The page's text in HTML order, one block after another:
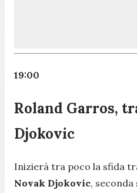
19:00
Roland Garros,
Djokovic
Inizierà tra poco la sfida
Novak Djokovic, seconda